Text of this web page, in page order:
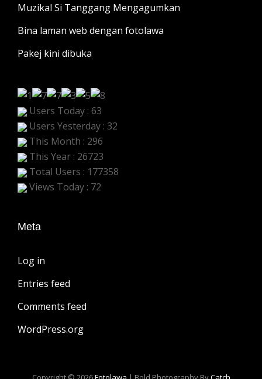
Muzikal Si Tanggang Mengagumkan
Bina laman web dengan fotolawa
Pakej kini dibuka
Users Today : 63
Users Yesterday : 32
This Month : 296
This Year : 26723
Total Users : 177358
Views Today : 72
Meta
Log in
Entries feed
Comments feed
WordPress.org